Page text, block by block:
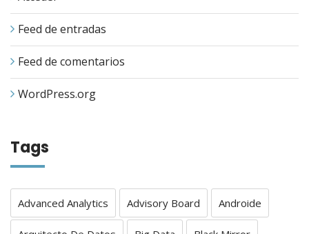
Feed de entradas
Feed de comentarios
WordPress.org
Tags
Advanced Analytics Advisory Board Androide